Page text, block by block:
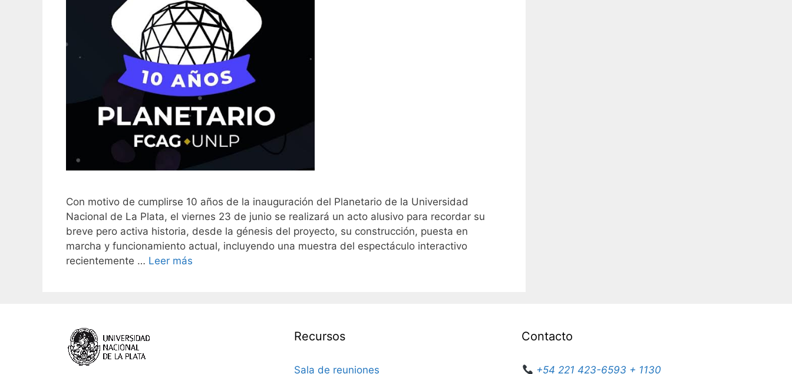
Con motivo de cumplirse 10 años de la inauguración del Planetario de la Universidad
Nacional de La Plata, el viernes 23 de junio se realizará un acto alusivo para recordar su
breve pero activa historia, desde la génesis del proyecto, su construcción, puesta en
marcha y funcionamiento actual, incluyendo una muestra del espectáculo interactivo
recientemente … Leer más
Recursos
Sala de reuniones
Contacto
+54 221 423-6593 + 1130